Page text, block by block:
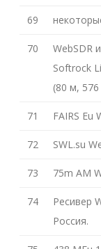
69
70
WebSDR
Softrock
(80 м, 576
71 FAIRS Eu
72 SWL.su
73 75m AM
74
Ресивер
Россия.